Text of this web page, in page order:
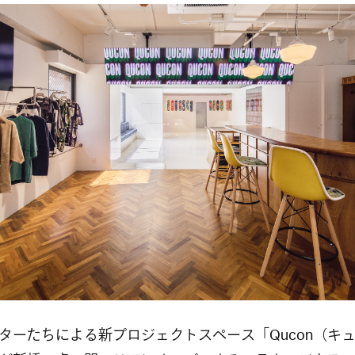
ーたちによる新プロジェクトスペース「Qucon（キ